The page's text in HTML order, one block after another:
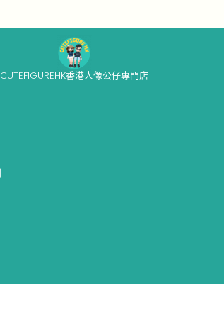
CUTEFIGUREHK香港人像公仔專門店